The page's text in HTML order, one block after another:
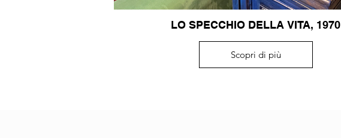
LO SPECCHIO DELLA VITA, 1970
Scopri di più